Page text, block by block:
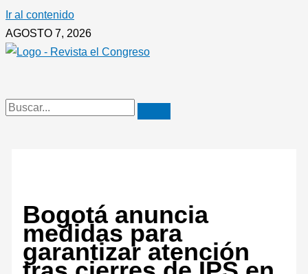
Ir al contenido
AGOSTO 7, 2026
Bogotá anuncia
medidas para
garantizar atención